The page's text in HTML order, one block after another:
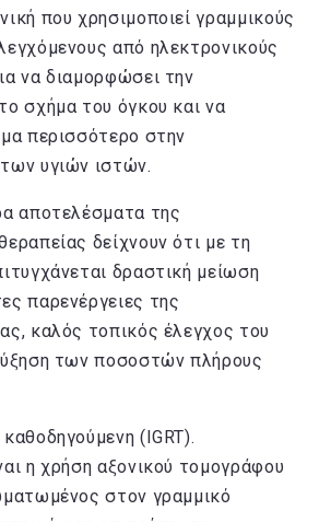
που χρησιμοποιεί γραμμικούς
από ηλεκτρονικούς
να διαμορφώσει την
σχήμα του όγκου και να
περισσότερο στην
υγιών ιστών.
αποτελέσματα της
δείχνουν ότι με τη
δραστική μείωση
παρενέργειες της
καλός τοπικός έλεγχος του
των ποσοστών πλήρους
(IGRT).
η χρήση αξονικού τομογράφου
στον γραμμικό